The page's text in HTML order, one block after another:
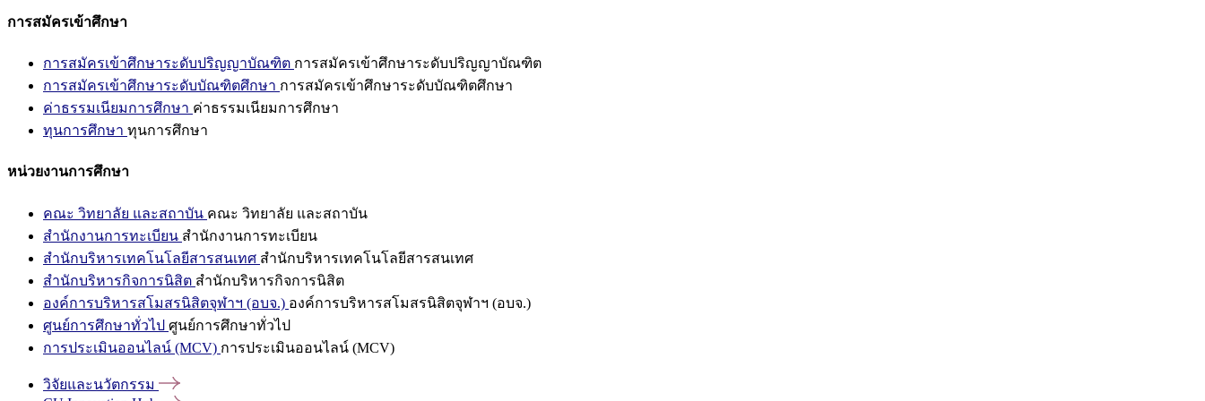
การสมัครเข้าศึกษา
การสมัครเข้าศึกษาระดับปริญญาบัณฑิต การสมัครเข้าศึกษาระดับปริญญาบัณฑิต
การสมัครเข้าศึกษาระดับบัณฑิตศึกษา การสมัครเข้าศึกษาระดับบัณฑิตศึกษา
ค่าธรรมเนียมการศึกษา ค่าธรรมเนียมการศึกษา
ทุนการศึกษา ทุนการศึกษา
หน่วยงานการศึกษา
คณะ วิทยาลัย และสถาบัน คณะ วิทยาลัย และสถาบัน
สำนักงานการทะเบียน สำนักงานการทะเบียน
สำนักบริหารเทคโนโลยีสารสนเทศ สำนักบริหารเทคโนโลยีสารสนเทศ
สำนักบริหารกิจการนิสิต สำนักบริหารกิจการนิสิต
องค์การบริหารสโมสรนิสิตจุฬาฯ (อบจ.) องค์การบริหารสโมสรนิสิตจุฬาฯ (อบจ.)
ศูนย์การศึกษาทั่วไป ศูนย์การศึกษาทั่วไป
การประเมินออนไลน์ (MCV) การประเมินออนไลน์ (MCV)
วิจัยและนวัตกรรม